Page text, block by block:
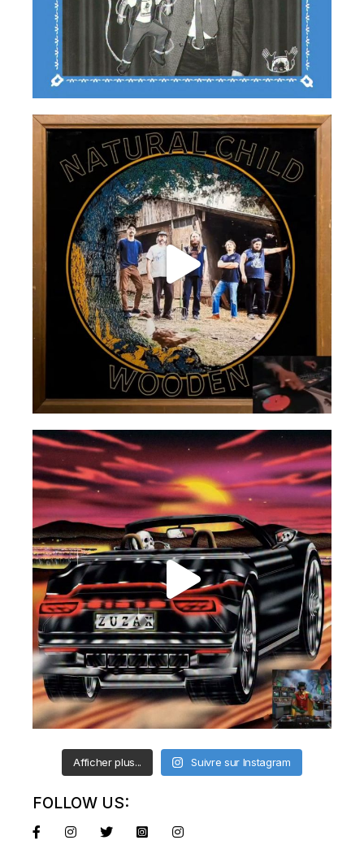
Afficher plus... Suivre sur Instagram
FOLLOW US: